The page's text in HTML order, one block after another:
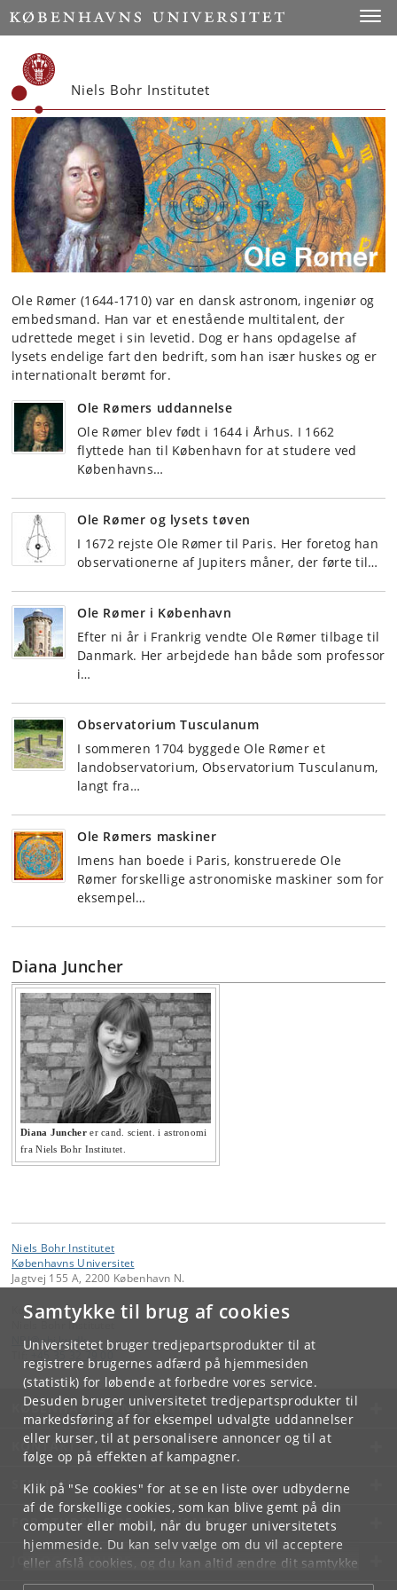
Samtykke til brug af cookies
Universitetet bruger tredjepartsprodukter til at
registrere brugernes adfærd på hjemmesiden
(statistik) for løbende at forbedre vores service.
Desuden bruger universitetet tredjepartsprodukter til
markedsføring af for eksempel udvalgte uddannelser
eller kurser, til at personalisere annoncer og til at
følge op på effekten af kampagner.
Klik på "Se cookies" for at se en liste over udbyderne
af de forskellige cookies, som kan blive gemt på din
computer eller mobil, når du bruger universitetets
hjemmeside. Du kan selv vælge om du vil acceptere
eller afslå cookies, og du kan altid ændre dit samtykke
underCookie- og privatlivspolitiksom du finder i
Start
Niels Bohr Institutet
Ole Rømer (1644-1710) var en dansk astronom, ingeniør og
embedsmand. Han var et enestående multitalent, der
udrettede meget i sin levetid. Dog er hans opdagelse af
lysets endelige fart den bedrift, som han især huskes og er
internationalt berømt for.
Ole Rømers uddannelse
Ole Rømer blev født i 1644 i Århus. I 1662
flyttede han til København for at studere ved
Københavns…
Ole Rømer og lysets tøven
I 1672 rejste Ole Rømer til Paris. Her foretog han
observationerne af Jupiters måner, der førte til…
Ole Rømer i København
Efter ni år i Frankrig vendte Ole Rømer tilbage til
Danmark. Her arbejdede han både som professor
i…
Observatorium Tusculanum
I sommeren 1704 byggede Ole Rømer et
landobservatorium, Observatorium Tusculanum,
langt fra…
Ole Rømers maskiner
Imens han boede i Paris, konstruerede Ole
Rømer forskellige astronomiske maskiner som for
eksempel…
Diana Juncher
Diana Juncherer cand. scient. i astronomi
fra Niels Bohr Institutet.
Niels Bohr Institutet
Københavns Universitet
Jagtvej 155 A, 2200 København N.
Kontakt:
Niels Bohr Institutet
NBI@ nbi ku.dk
KØBENHAVNS UNIVERSITET
KONTAKT
SERVICES
FOR STUDERENDE OG ANSATTE
JOB OG KARRIERE